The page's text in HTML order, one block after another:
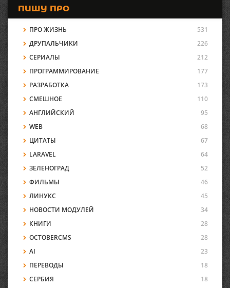
ПИШУ ПРО
ПРО ЖИЗНЬ
531
ДРУПАЛЬЧИКИ
226
СЕРИАЛЫ
212
ПРОГРАММИРОВАНИЕ
177
РАЗРАБОТКА
173
СМЕШНОЕ
110
АНГЛИЙСКИЙ
95
WEB
68
ЦИТАТЫ
67
LARAVEL
64
ЗЕЛЕНОГРАД
52
ФИЛЬМЫ
46
ЛИНУКС
45
НОВОСТИ МОДУЛЕЙ
34
КНИГИ
28
OCTOBERCMS
28
AI
23
ПЕРЕВОДЫ
18
СЕРБИЯ
18